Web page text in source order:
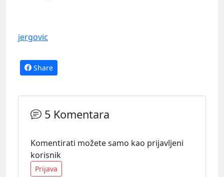
jergovic
Share
5 Komentara
Komentirati možete samo kao prijavljeni
korisnik
Prijava